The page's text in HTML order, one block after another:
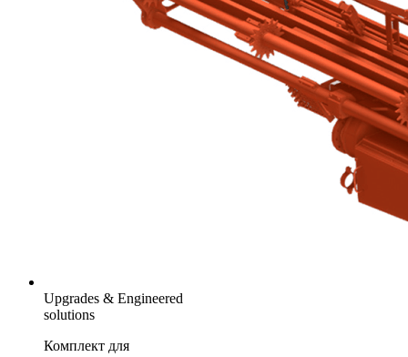
Upgrades & Engineered
solutions
Комплект для